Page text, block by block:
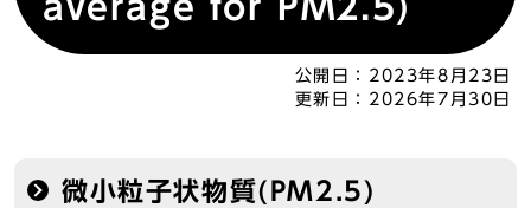
average for PM2.5)
公開日： 2023年8月23日
更新日： 2026年7月30日
微小粒子状物質(PM2.5)